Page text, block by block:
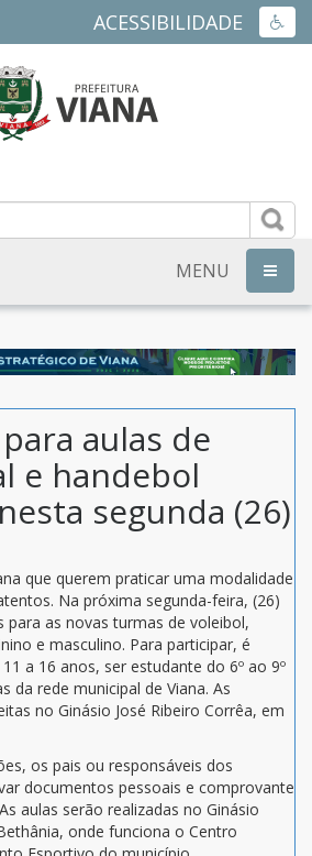
ACESSIBILIDADE
MENU
aulas de
e handebol
segunda (26)
que querem praticar uma modalidade
Na próxima segunda-feira, (26)
para as novas turmas de voleibol,
e masculino. Para participar, é
a 16 anos, ser estudante do 6º ao 9º
da rede municipal de Viana. As
no Ginásio José Ribeiro Corrêa, em
os pais ou responsáveis dos
documentos pessoais e comprovante
aulas serão realizadas no Ginásio
onde funciona o Centro